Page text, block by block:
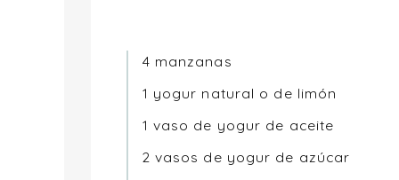
4 manzanas
1 yogur natural o de limón
1 vaso de yogur de aceite
2 vasos de yogur de azúcar